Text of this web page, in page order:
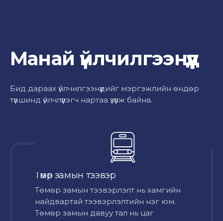
Манай үйлчилгээнүүд
Бид дараах үйлчилгээнүүдийг мэргэжлийн өндөр
түвшинд үйлчлүүлэгч нартаа үзүүлж байна.
Төмөр замын тээвэр
Төмөр замын тээвэрлэлт нь хамгийн
найдвартай тээвэрлэлтийн нэг юм.
Төмөр замын давуу тал нь цаг